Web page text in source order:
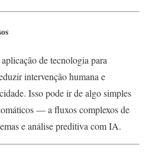
de tecnologia para
intervenção humana e
Isso pode ir de algo simples
— a fluxos complexos de
e análise preditiva com IA.